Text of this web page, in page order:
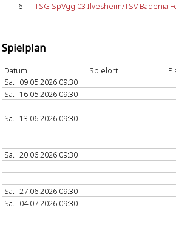
6
TSG SpVgg 03 Ilvesheim/TSV Badenia
Spielplan
Datum Spielort
Sa. 09.05.2026 09:30
Sa. 16.05.2026 09:30
Sa. 13.06.2026 09:30
Sa. 20.06.2026 09:30
Sa. 27.06.2026 09:30
Sa. 04.07.2026 09:30